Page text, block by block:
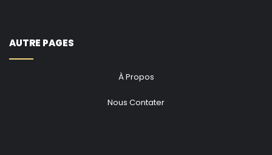
AUTRE PAGES
À Propos
Nous Contater